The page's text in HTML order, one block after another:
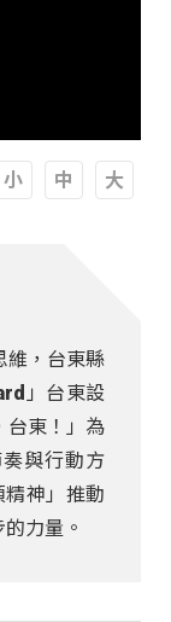
維，台東縣
」台東設
台東！」為
與行動方
神」推動
力量。